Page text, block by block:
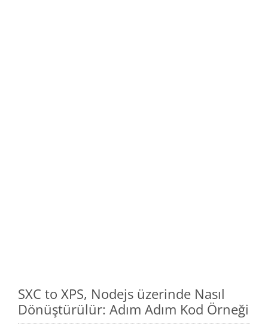
SXC to XPS, Nodejs üzerinde Nasıl
Dönüştürülür: Adım Adım Kod Örneği